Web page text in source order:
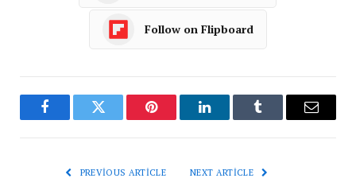
Follow on Flipboard
FacebookTwitter Pinterest LinkedInTumblr Email
PREVIOUS ARTICLE NEXT ARTICLE